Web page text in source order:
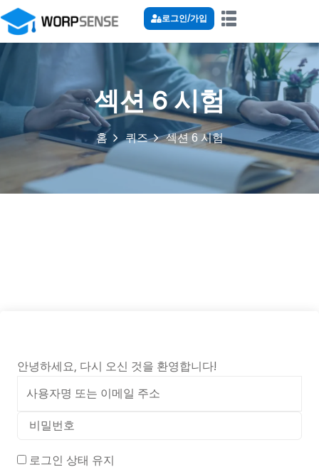
로그인/가입
섹션 6 시험
홈 퀴즈 섹션 6 시험
안녕하세요, 다시 오신 것을 환영합니다!
로그인 상태 유지